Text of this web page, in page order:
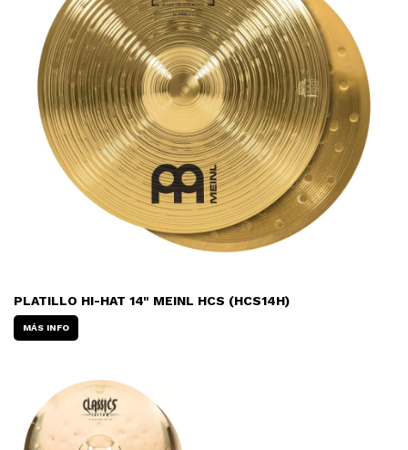
PLATILLO HI-HAT 14" MEINL HCS (HCS14H)
MÁS INFO